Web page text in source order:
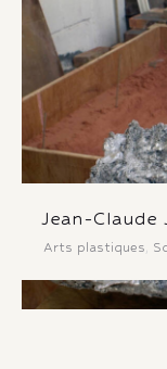
Jean-Claude
Arts plastiques,